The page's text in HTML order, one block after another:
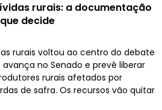
rurais: a documentação
que decide
rurais voltou ao centro do debate
avança no Senado e prevê liberar
rurais afetados por
de safra. Os recursos vão quitar